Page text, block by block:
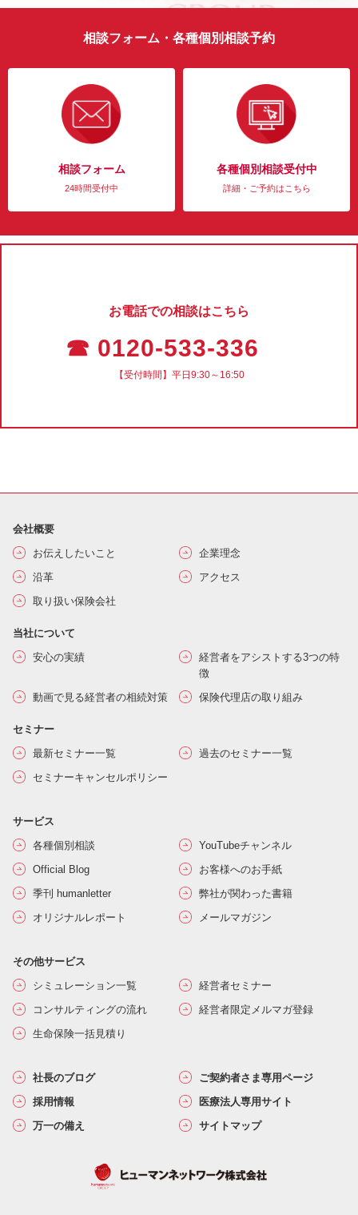
相談フォーム・各種個別相談予約
相談フォーム
24時間受付中
各種個別相談受付中
詳細・ご予約はこちら
お電話での相談はこちら
☎ 0120-533-336
【受付時間】平日9:30～16:50
会社概要
お伝えしたいこと
企業理念
沿革
アクセス
取り扱い保険会社
当社について
安心の実績
経営者をアシストする3つの特
徴
動画で見る経営者の相続対策
保険代理店の取り組み
セミナー
最新セミナー一覧
過去のセミナー一覧
セミナーキャンセルポリシー
サービス
各種個別相談
YouTubeチャンネル
Official Blog
お客様へのお手紙
季刊 humanletter
弊社が関わった書籍
オリジナルレポート
メールマガジン
その他サービス
シミュレーション一覧
経営者セミナー
コンサルティングの流れ
経営者限定メルマガ登録
生命保険一括見積り
社長のブログ
ご契約者さま専用ページ
採用情報
医療法人専用サイト
万一の備え
サイトマップ